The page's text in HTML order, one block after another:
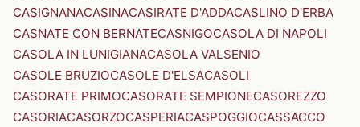
CASIGNANACASINACASIRATE D'ADDACASLINO D'ERBA
CASNATE CON BERNATECASNIGOCASOLA DI NAPOLI
CASOLA IN LUNIGIANACASOLA VALSENIO
CASOLE BRUZIOCASOLE D'ELSACASOLI
CASORATE PRIMOCASORATE SEMPIONECASOREZZO
CASORIACASORZOCASPERIACASPOGGIOCASSACCO